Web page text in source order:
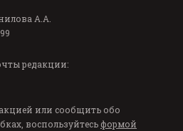
А.А.
редакции:
или сообщить обо
воспользуйтесь формой